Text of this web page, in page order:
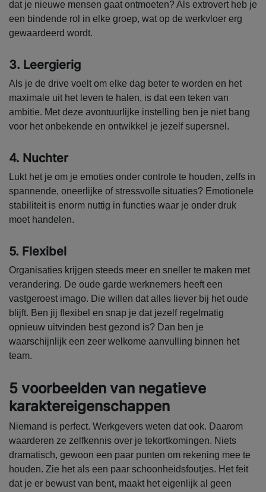
dat je nieuwe mensen gaat ontmoeten? Als extrovert heb je
een bindende rol in elke groep, wat op de werkvloer erg
gewaardeerd wordt.
3. Leergierig
Als je de drive voelt om elke dag beter te worden en het
maximale uit het leven te halen, is dat een teken van
ambitie. Met deze avontuurlijke instelling ben je niet bang
voor het onbekende en ontwikkel je jezelf supersnel.
4. Nuchter
Lukt het je om je emoties onder controle te houden, zelfs in
spannende, oneerlijke of stressvolle situaties? Emotionele
stabiliteit is enorm nuttig in functies waar je onder druk
moet handelen.
5. Flexibel
Organisaties krijgen steeds meer en sneller te maken met
verandering. De oude garde werknemers heeft een
vastgeroest imago. Die willen dat alles liever bij het oude
blijft. Ben jij flexibel en snap je dat jezelf regelmatig
opnieuw uitvinden best gezond is? Dan ben je
waarschijnlijk een zeer welkome aanvulling binnen het
team.
5 voorbeelden van negatieve
karaktereigenschappen
Niemand is perfect. Werkgevers weten dat ook. Daarom
waarderen ze zelfkennis over je tekortkomingen. Niets
dramatisch, gewoon een paar punten om rekening mee te
houden. Zie het als een paar schoonheidsfoutjes. Het feit
dat je er bewust van bent, maakt het eigenlijk al geen